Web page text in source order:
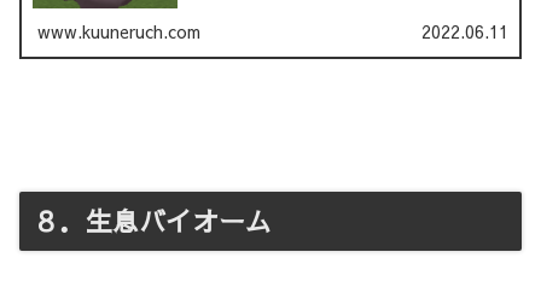
www.kuuneruch.com 2022.06.11
８．生息バイオーム